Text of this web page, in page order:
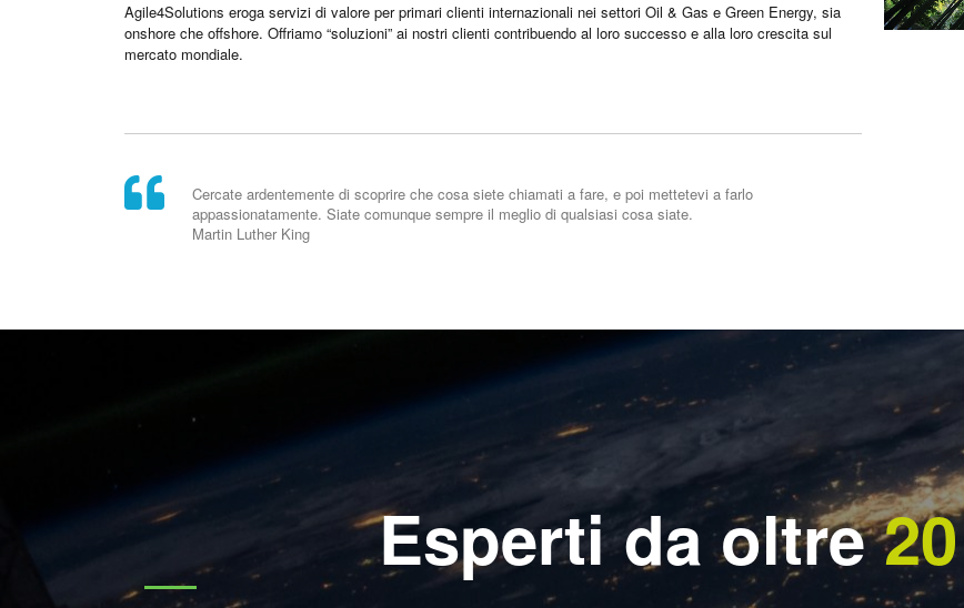
Agile4Solutions eroga servizi di valore per primari clienti internazionali nei settori Oil & Gas e Green Energy, sia
onshore che offshore. Offriamo “soluzioni” ai nostri clienti contribuendo al loro successo e alla loro crescita sul
mercato mondiale.
Cercate ardentemente di scoprire che cosa siete chiamati a fare, e poi mettetevi a farlo
appassionatamente. Siate comunque sempre il meglio di qualsiasi cosa siate.
Martin Luther King
Esperti da oltre